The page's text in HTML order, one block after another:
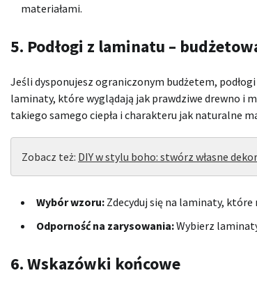
materiałami.
5. Podłogi z laminatu –
Jeśli dysponujesz ograniczonym budżetem,
laminaty, które wyglądają jak prawdziwe drewno i
takiego samego ciepła i charakteru jak naturalne
Zobacz też: DIY w stylu boho: stwórz własne
Wybór wzoru: Zdecyduj się na laminaty,
Odporność na zarysowania:Wybierz
6. Wskazówki końcowe